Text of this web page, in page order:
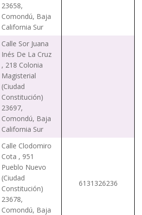
23658,
Comondú, Baja
California Sur
Calle Sor Juana
Inés De La Cruz
, 218 Colonia
Magisterial
(Ciudad
Constitución)
23697,
Comondú, Baja
California Sur
Calle Clodomiro
Cota , 951
Pueblo Nuevo
(Ciudad
Constitución)
23678,
Comondú, Baja
6131326236